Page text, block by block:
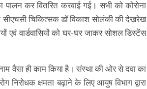
कर वितरित करवाई गई। सभी को कोरोना
सीएचसी चिकित्सक डॉ विकाश सोलंकी की देखरेख
एवं वार्डवासियों को घर-घर जाकर सोशल डिस्टेंस
वैसा ही काम किया है। संस्था की ओर से दवा का
निरोधक क्षमता बढ़ाने के लिए आयुष विभाग द्वारा